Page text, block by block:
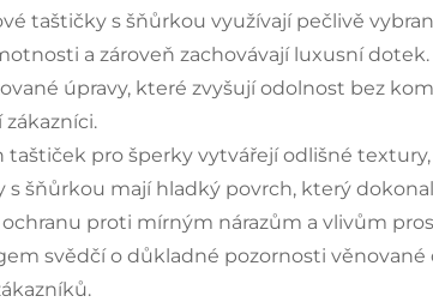
taštičky s šňůrkou využívají pečlivě
a zároveň zachovávají luxusní dotek.
úpravy, které zvyšují odolnost bez
pro šperky vytvářejí odlišné
šňůrkou mají hladký povrch, který
proti mírným nárazům a vlivům
svědčí o důkladné pozornosti věnované